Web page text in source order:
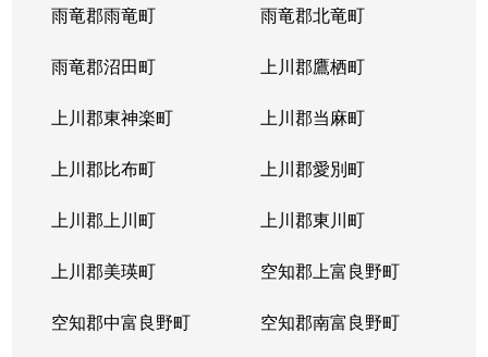
雨竜郡雨竜町 雨竜郡北竜町
雨竜郡沼田町 上川郡鷹栖町
上川郡東神楽町 上川郡当麻町
上川郡比布町 上川郡愛別町
上川郡上川町 上川郡東川町
上川郡美瑛町 空知郡上富良野町
空知郡中富良野町 空知郡南富良野町